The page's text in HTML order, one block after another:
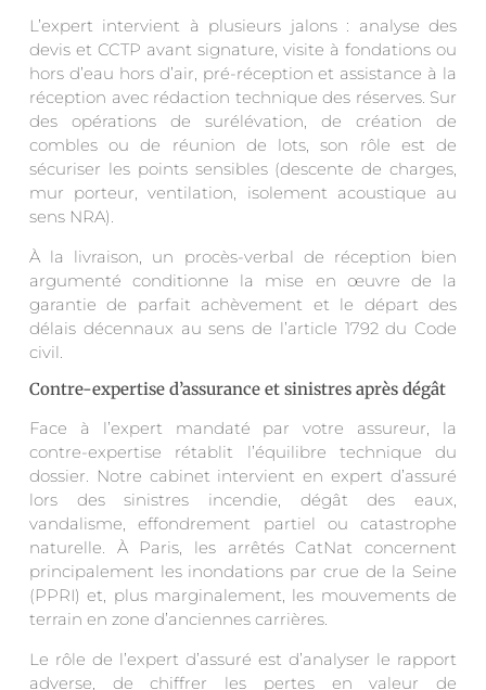
L’expert intervient à plusieurs jalons : analyse des
devis et CCTP avant signature, visite à fondations ou
hors d’eau hors d’air, pré-réception et assistance à la
réception avec rédaction technique des réserves. Sur
des opérations de surélévation, de création de
combles ou de réunion de lots, son rôle est de
sécuriser les points sensibles (descente de charges,
mur porteur, ventilation, isolement acoustique au
sens NRA).
À la livraison, un procès-verbal de réception bien
argumenté conditionne la mise en œuvre de la
garantie de parfait achèvement et le départ des
délais décennaux au sens de l’article 1792 du Code
civil.
Contre-expertise d’assurance et sinistres après dégât
Face à l’expert mandaté par votre assureur, la
contre-expertise rétablit l’équilibre technique du
dossier. Notre cabinet intervient en expert d’assuré
lors des sinistres incendie, dégât des eaux,
vandalisme, effondrement partiel ou catastrophe
naturelle. À Paris, les arrêtés CatNat concernent
principalement les inondations par crue de la Seine
(PPRI) et, plus marginalement, les mouvements de
terrain en zone d’anciennes carrières.
Le rôle de l’expert d’assuré est d’analyser le rapport
adverse, de chiffrer les pertes en valeur de